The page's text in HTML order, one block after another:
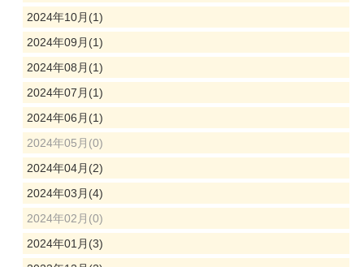
2024年10月(1)
2024年09月(1)
2024年08月(1)
2024年07月(1)
2024年06月(1)
2024年05月(0)
2024年04月(2)
2024年03月(4)
2024年02月(0)
2024年01月(3)